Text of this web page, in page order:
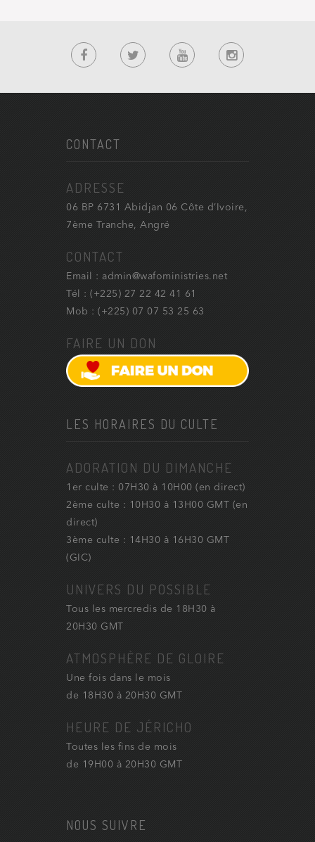
CONTACT
ADRESSE
06 BP 6731 Abidjan 06 Côte d’Ivoire,
7ème Tranche, Angré
CONTACT
Email : admin@wafoministries.net
Tél : (+225) 27 22 42 41 61
Mob : (+225) 07 07 53 25 63
FAIRE UN DON
LES HORAIRES DU CULTE
ADORATION DU DIMANCHE
1er culte : 07H30 à 10H00 (en direct)
2ème culte : 10H30 à 13H00 GMT (en
direct)
3ème culte : 14H30 à 16H30 GMT
(GIC)
UNIVERS DU POSSIBLE
Tous les mercredis de 18H30 à
20H30 GMT
ATMOSPHÈRE DE GLOIRE
Une fois dans le mois
de 18H30 à 20H30 GMT
HEURE DE JÉRICHO
Toutes les fins de mois
de 19H00 à 20H30 GMT
NOUS SUIVRE